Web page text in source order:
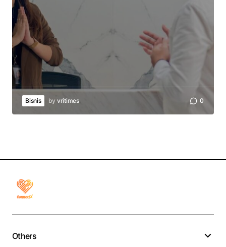
Bisnis by vritimes 0
Others